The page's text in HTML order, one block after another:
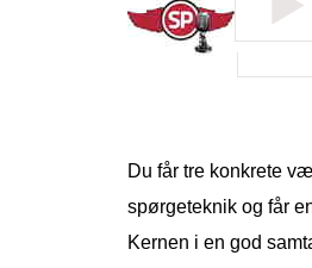
Du får tre konkrete
spørgeteknik og får
Kernen i en god